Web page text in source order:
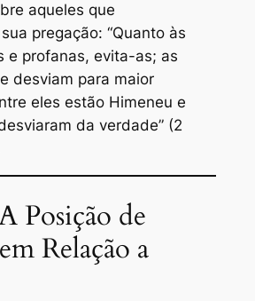
aqueles que
pregação: “Quanto às
e profanas, evita-as; as
desviam para maior
eles estão Himeneu e
da verdade” (2
Posição de
Relação a